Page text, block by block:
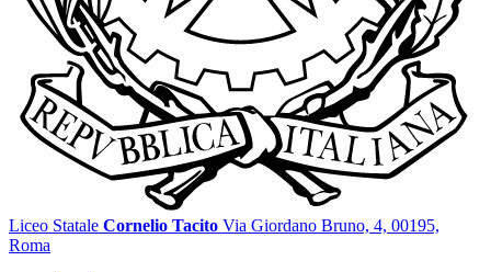
Liceo Statale Cornelio Tacito Via Giordano Bruno, 4, 00195,
Roma